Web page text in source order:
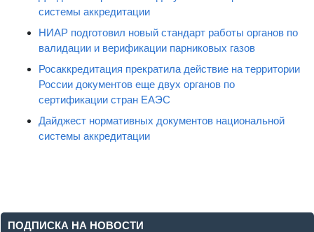
системы аккредитации
НИАР подготовил новый стандарт работы органов по
валидации и верификации парниковых газов
Росаккредитация прекратила действие на территории
России документов еще двух органов по
сертификации стран ЕАЭС
Дайджест нормативных документов национальной
системы аккредитации
ПОДПИСКА НА НОВОСТИ